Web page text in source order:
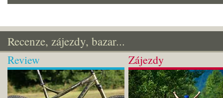
Recenze, zájezdy, bazar...
Review Zájezdy